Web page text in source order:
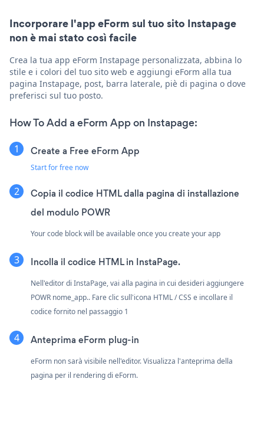
Incorporare l'app eForm sul tuo sito Instapage
non è mai stato così facile
Crea la tua app eForm Instapage personalizzata, abbina lo
stile e i colori del tuo sito web e aggiungi eForm alla tua
pagina Instapage, post, barra laterale, piè di pagina o dove
preferisci sul tuo posto.
How To Add a eForm App on Instapage:
Create a Free eForm App
Start for free now
Copia il codice HTML dalla pagina di installazione
del modulo POWR
Your code block will be available once you create your app
Incolla il codice HTML in InstaPage.
Nell'editor di InstaPage, vai alla pagina in cui desideri aggiungere
POWR nome_app.. Fare clic sull'icona HTML / CSS e incollare il
codice fornito nel passaggio 1
Anteprima eForm plug-in
eForm non sarà visibile nell'editor. Visualizza l'anteprima della
pagina per il rendering di eForm.